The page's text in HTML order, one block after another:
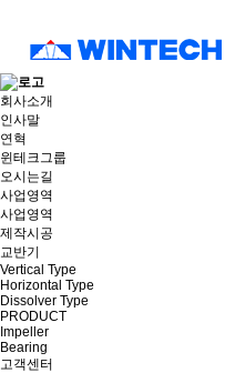
회사소개
인사말
연혁
윈테크그룹
오시는길
사업영역
사업영역
제작시공
교반기
Vertical Type
Horizontal Type
Dissolver Type
PRODUCT
Impeller
Bearing
고객센터